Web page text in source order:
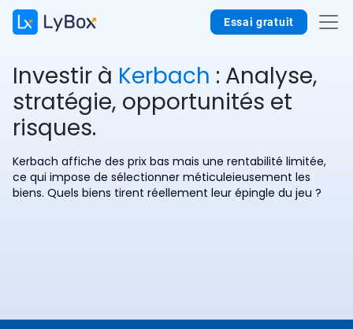
Essai gratuit
Investir à Kerbach : Analyse,
stratégie, opportunités et
risques.
Kerbach affiche des prix bas mais une rentabilité limitée,
ce qui impose de sélectionner méticuleieusement les
biens. Quels biens tirent réellement leur épingle du jeu ?